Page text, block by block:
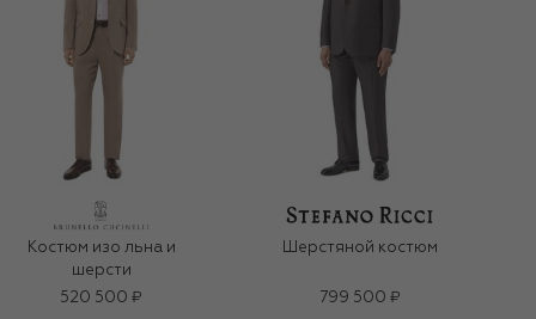
Костюм изо льна и
шерсти
520 500 ₽
Шерстяной костюм
799 500 ₽